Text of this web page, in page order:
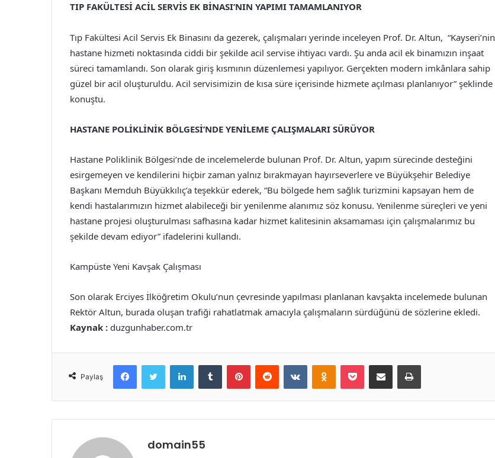
TIP FAKÜLTESİ ACİL SERVİS EK BİNASI’NIN YAPIMI TAMAMLANIYOR
Tıp Fakültesi Acil Servis Ek Binasını da gezerek, çalışmaları yerinde inceleyen Prof. Dr. Altun, “Kayseri’nin
hastane hizmeti noktasında ciddi bir şekilde acil servise ihtiyacı vardı. Şu anda acil ek binamızın inşaat
süreci tamamlandı. Son olarak giriş kısmının düzenlemesi yapılıyor. Gerçekten modern imkânlara sahip
güzel bir acil oluşturuldu. Acil servisimizin de kısa süre içerisinde hizmete açılması planlanıyor” şeklinde
konuştu.
HASTANE POLİKLİNİK BÖLGESİ’NDE YENİLEME ÇALIŞMALARI SÜRÜYOR
Hastane Poliklinik Bölgesi’nde de incelemelerde bulunan Prof. Dr. Altun, yapım sürecinde desteğini
esirgemeyen ve kendilerini hiçbir zaman yalnız bırakmayan hayırseverlere ve Büyükşehir Belediye
Başkanı Memduh Büyükkılıç’a teşekkür ederek, “Bu bölgede hem sağlık turizmini kapsayan hem de
kendi hastalarımızın hizmet alabileceği bir yenilenme alanımız söz konusu. Yenilenme süreçleri ve yeni
hastane projesi oluşturulması safhasına kadar hizmet kalitesinin aksamaması için çalışmalarımız bu
şekilde devam ediyor” ifadelerini kullandı.
Kampüste Yeni Kavşak Çalışması
Son olarak Erciyes İlköğretim Okulu’nun çevresinde yapılması planlanan kavşakta incelemede bulunan
Rektör Altun, burada oluşan trafiği rahatlatmak amacıyla çalışmaların sürdüğünü de sözlerine ekledi.
Kaynak : duzgunhaber.com.tr
Paylaş
FacebookTwitter LinkedInTumblr PinterestReddit VKontakteOdnoklassniki
Pocket E-Posta ile paylaş Yazdır
domain55